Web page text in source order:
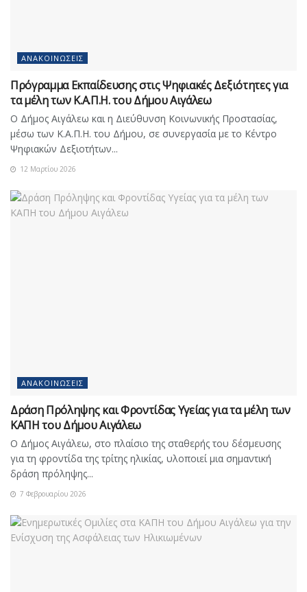
ΑΝΑΚΟΙΝΏΣΕΙΣ
Πρόγραμμα Εκπαίδευσης στις Ψηφιακές Δεξιότητες για
τα μέλη των Κ.Α.Π.Η. του Δήμου Αιγάλεω
Ο Δήμος Αιγάλεω και η Διεύθυνση Κοινωνικής Προστασίας,
μέσω των Κ.Α.Π.Η. του Δήμου, σε συνεργασία με το Κέντρο
Ψηφιακών Δεξιοτήτων...
12 Μαρτίου 2026
ΑΝΑΚΟΙΝΏΣΕΙΣ
Δράση Πρόληψης και Φροντίδας Υγείας για τα μέλη των
ΚΑΠΗ του Δήμου Αιγάλεω
Ο Δήμος Αιγάλεω, στο πλαίσιο της σταθερής του δέσμευσης
για τη φροντίδα της τρίτης ηλικίας, υλοποιεί μια σημαντική
δράση πρόληψης...
7 Φεβρουαρίου 2026